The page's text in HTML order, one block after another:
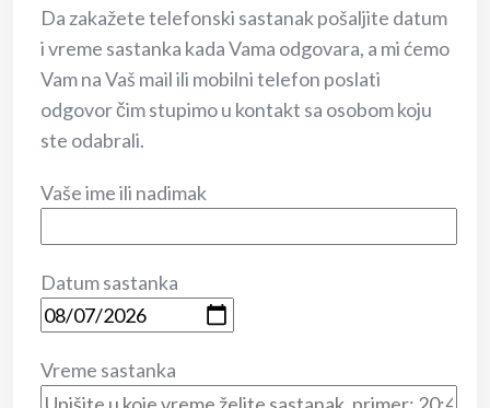
Da zakažete telefonski sastanak pošaljite datum
i vreme sastanka kada Vama odgovara, a mi ćemo
Vam na Vaš mail ili mobilni telefon poslati
odgovor čim stupimo u kontakt sa osobom koju
ste odabrali.
Vaše ime ili nadimak
Datum sastanka
Vreme sastanka